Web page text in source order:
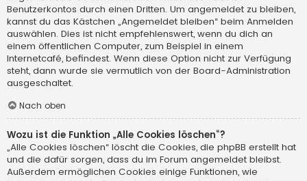
Benutzerkontos durch einen Dritten. Um angemeldet zu bleiben,
kannst du das Kästchen „Angemeldet bleiben“ beim Anmelden
auswählen. Dies ist nicht empfehlenswert, wenn du dich an
einem öffentlichen Computer, zum Beispiel in einem
Internetcafé, befindest. Wenn diese Option nicht zur Verfügung
steht, dann wurde sie vermutlich von der Board-Administration
ausgeschaltet.
Nach oben
Wozu ist die Funktion „Alle Cookies löschen“?
„Alle Cookies löschen“ löscht die Cookies, die phpBB erstellt hat
und die dafür sorgen, dass du im Forum angemeldet bleibst.
Außerdem ermöglichen Cookies einige Funktionen, wie